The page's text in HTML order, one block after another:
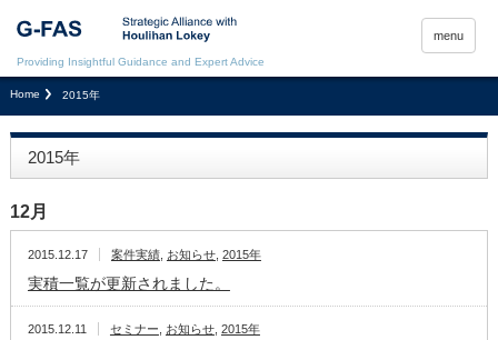
Providing Insightful Guidance and Expert Advice
menu
Home 2015年
2015年
12月
2015.12.17 案件実績, お知らせ, 2015年
実積一覧が更新されました。
2015.12.11 セミナー お知らせ, 2015年